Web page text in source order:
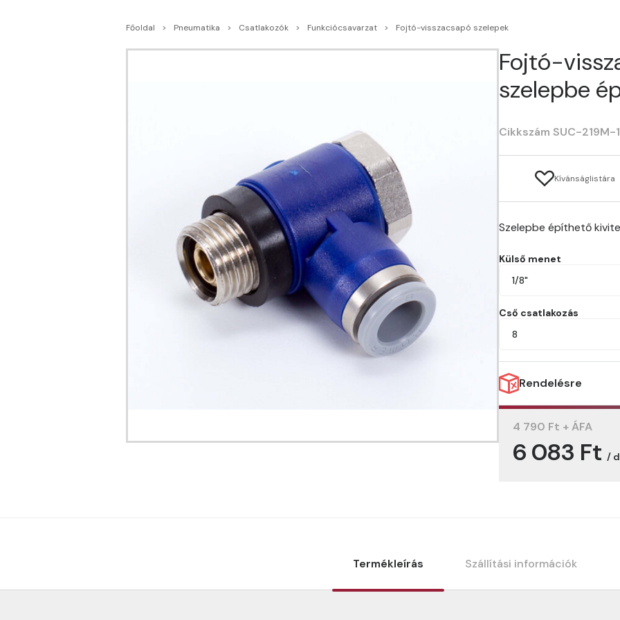
Főoldal Pneumatika Csatlakozók Funkciócsavarzat Fojtó-visszacsapó szelepek
Fojtó-
szelepbe
Cikkszám SUC-219M-
Kívánságlistára
Szelepbe építhető
Külső menet
1/8"
Cső csatlakozás
8
Rendelésre
4 790 Ft + ÁFA
6 083 Ft /
Termékleírás Szállítási információk